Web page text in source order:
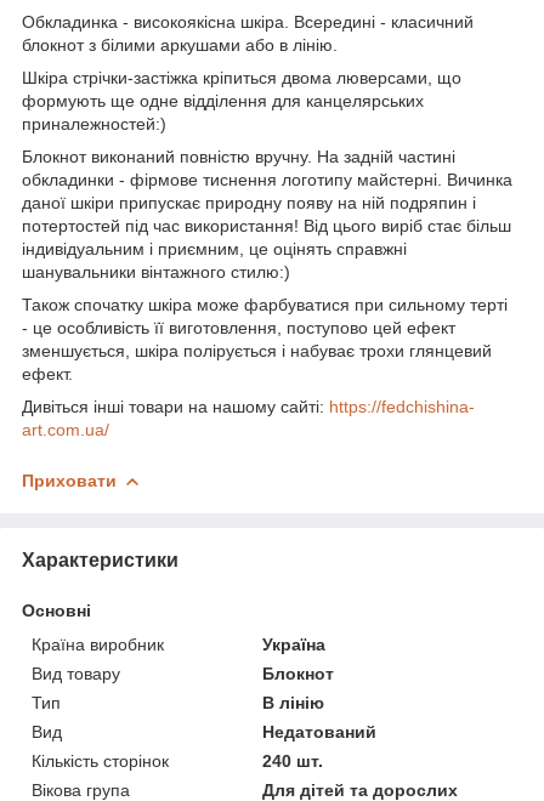
Обкладинка - високоякісна шкіра. Всередині - класичний
блокнот з білими аркушами або в лінію.
Шкіра стрічки-застіжка кріпиться двома люверсами, що
формують ще одне відділення для канцелярських
приналежностей:)
Блокнот виконаний повністю вручну. На задній частині
обкладинки - фірмове тиснення логотипу майстерні. Вичинка
даної шкіри припускає природну появу на ній подряпин і
потертостей під час використання! Від цього виріб стає більш
індивідуальним і приємним, це оцінять справжні
шанувальники вінтажного стилю:)
Також спочатку шкіра може фарбуватися при сильному терті
- це особливість її виготовлення, поступово цей ефект
зменшується, шкіра полірується і набуває трохи глянцевий
ефект.
Дивіться інші товари на нашому сайті: https://fedchishina-
art.com.ua/
Приховати
Характеристики
Основні
Країна виробник
Україна
Вид товару
Блокнот
Тип
В лінію
Вид
Недатований
Кількість сторінок
240 шт.
Вікова група
Для дітей та дорослих